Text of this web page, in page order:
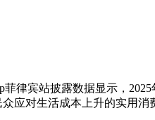
律宾站披露数据显示，
应对生活成本上升的实用